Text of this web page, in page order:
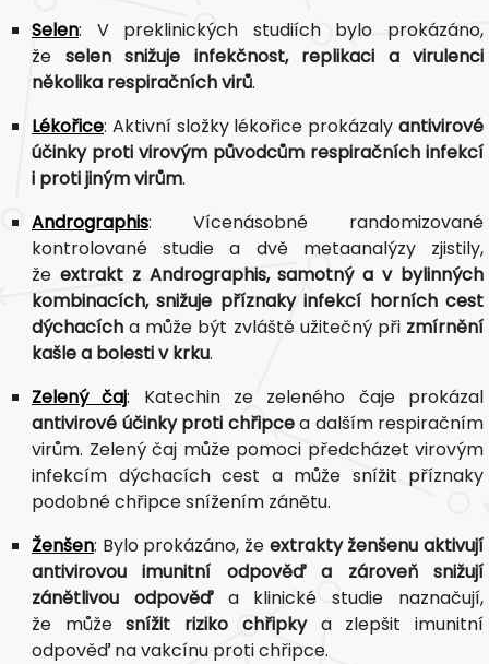
Selen: V preklinických studiích bylo prokázáno,
že selen snižuje infekčnost, replikaci a virulenci
několika respiračních virů.
Lékořice: Aktivní složky lékořice prokázaly antivirové
účinky proti virovým původcům respiračních infekcí
i proti jiným virům.
Andrographis: Vícenásobné randomizované
kontrolované studie a dvě metaanalýzy zjistily,
že extrakt z Andrographis, samotný a v bylinných
kombinacích, snižuje příznaky infekcí horních cest
dýchacích a může být zvláště užitečný při zmírnění
kašle a bolesti v krku.
Zelený čaj: Katechin ze zeleného čaje prokázal
antivirové účinky proti chřipcea dalším respiračním
virům. Zelený čaj může pomoci předcházet virovým
infekcím dýchacích cest a může snížit příznaky
podobné chřipce snížením zánětu.
Ženšen: Bylo prokázáno, že extrakty ženšenu aktivují
antivirovou imunitní odpověď a zároveň snižují
zánětlivou odpověďa klinické studie naznačují,
že můžesnížit riziko chřipkya zlepšit imunitní
odpověď na vakcínu proti chřipce.